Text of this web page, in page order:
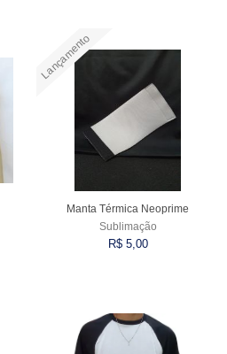
Lançamento
Manta Térmica Neoprime
Sublimação
R$ 5,00